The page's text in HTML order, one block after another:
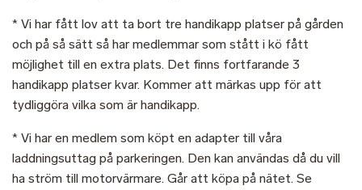
* Vi har fått lov att ta bort tre handikapp platser på gården
och på så sätt så har medlemmar som stått i kö fått
möjlighet till en extra plats. Det finns fortfarande 3
handikapp platser kvar. Kommer att märkas upp för att
tydliggöra vilka som är handikapp.
* Vi har en medlem som köpt en adapter till våra
laddningsuttag på parkeringen. Den kan användas då du vill
ha ström till motorvärmare. Går att köpa på nätet. Se